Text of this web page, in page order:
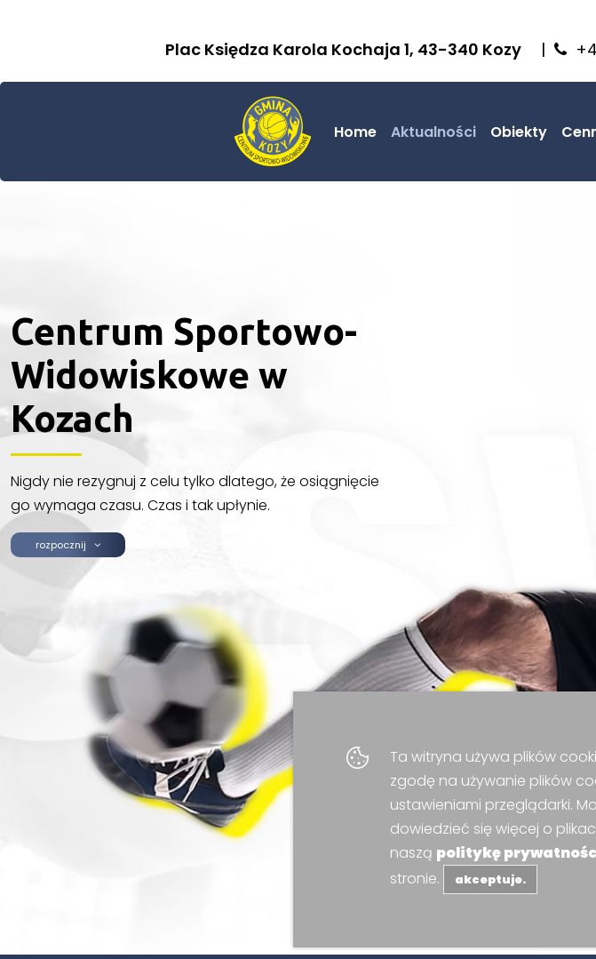
Plac Księdza Karola Kochaja 1, 43-340 Kozy |
Home Aktualności Obiekty
Centrum Sportowo-
Widowiskowe w
Kozach
Nigdy nie rezygnuj z celu tylko dlatego, że osiągnięcie
go wymaga czasu. Czas i tak upłynie.
rozpocznij
Ta witryna używa plików
zgodę na używanie plików
ustawieniami przeglądarki.
dowiedzieć się więcej o
naszą politykę
stronie.
akceptuje.